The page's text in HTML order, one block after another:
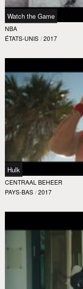
Watch the Game
NBA
ÉTATS-UNIS / 2017
Hulk
CENTRAAL BEHEER
PAYS-BAS / 2017